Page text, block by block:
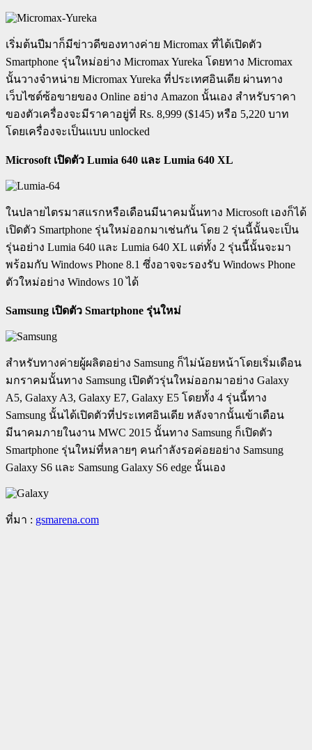
เริ่มต้นปีมาก็มีข่าวดีของทางค่าย Micromax ที่ได้เปิดตัว
Smartphone รุ่นใหม่อย่าง Micromax Yureka โดยทาง Micromax
นั้นวางจำหน่าย Micromax Yureka ที่ประเทศอินเดีย ผ่านทาง
เว็บไซต์ซ้อขายของ Online อย่าง Amazon นั้นเอง สำหรับราคา
ของตัวเครื่องจะมีราคาอยู่ที่ Rs. 8,999 ($145) หรือ 5,220 บาท
โดยเครื่องจะเป็นแบบ unlocked
Microsoft เปิดตัว Lumia 640 และ Lumia 640 XL
ในปลายไตรมาสแรกหรือเดือนมีนาคมนั้นทาง Microsoft เองก็ได้
เปิดตัว Smartphone รุ่นใหม่ออกมาเช่นกัน โดย 2 รุ่นนี้นั้นจะเป็น
รุ่นอย่าง Lumia 640 และ Lumia 640 XL แต่ทั้ง 2 รุ่นนี้นั้นจะมา
พร้อมกับ Windows Phone 8.1 ซึ่งอาจจะรองรับ Windows Phone
ตัวใหม่อย่าง Windows 10 ได้
Samsung เปิดตัว Smartphone รุ่นใหม่
สำหรับทางค่ายผู้ผลิตอย่าง Samsung ก็ไม่น้อยหน้าโดยเริ่มเดือน
มกราคมนั้นทาง Samsung เปิดตัวรุ่นใหม่ออกมาอย่าง Galaxy
A5, Galaxy A3, Galaxy E7, Galaxy E5 โดยทั้ง 4 รุ่นนี้ทาง
Samsung นั้นได้เปิดตัวที่ประเทศอินเดีย หลังจากนั้นเข้าเดือน
มีนาคมภายในงาน MWC 2015 นั้นทาง Samsung ก็เปิดตัว
Smartphone รุ่นใหม่ที่หลายๆ คนกำลังรอค่อยอย่าง Samsung
Galaxy S6 และ Samsung Galaxy S6 edge นั้นเอง
ที่มา : gsmarena.com